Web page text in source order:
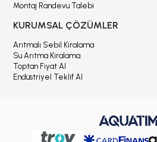
Montaj Randevu Talebi
KURUMSAL ÇÖZÜMLER
Arıtmalı Sebil Kiralama
Su Arıtma Kiralama
Toptan Fiyat Al
Endüstriyel Teklif Al